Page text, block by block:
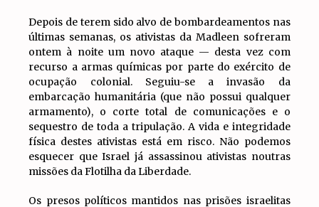
Depois de terem sido alvo de bombardeamentos nas
últimas semanas, os ativistas da Madleen sofreram
ontem à noite um novo ataque — desta vez com
recurso a armas químicas por parte do exército de
ocupação colonial. Seguiu-se a invasão da
embarcação humanitária (que não possui qualquer
armamento), o corte total de comunicações e o
sequestro de toda a tripulação. A vida e integridade
física destes ativistas está em risco. Não podemos
esquecer que Israel já assassinou ativistas noutras
missões da Flotilha da Liberdade.
Os presos políticos mantidos nas prisões israelitas